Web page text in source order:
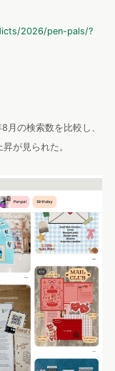
2026/pen-pals/?
の検索数を比較し、
が見られた。